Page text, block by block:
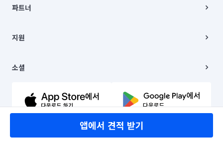
앱에서 견적 받기
주소 | 본사: 서울특별시 종로구 율곡로 6(중학동, 트윈트리빌딩) B동 5층
컨택센터 : 서울특별시 종로구 수송동 율곡로 24, 7층, 8층 미소
상품, 상품정보, 거래에 관한 의무와 책임은 거래당사자에게 있습니다.
언론 보도 관련 문의:
© 유한회사 미소. Miso, Inc. All Rights Reserved.
채용
파트너
이사
지원
이용약관
문의하기
소셜
유튜브